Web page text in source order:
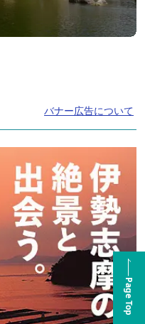
バナー広告について
Page Top